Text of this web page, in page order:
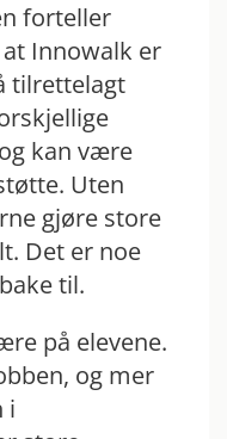
forteller
Innowalk er
tilrettelagt
kan være
Uten
gjøre store
Det er noe
til.
på elevene.
og mer
i